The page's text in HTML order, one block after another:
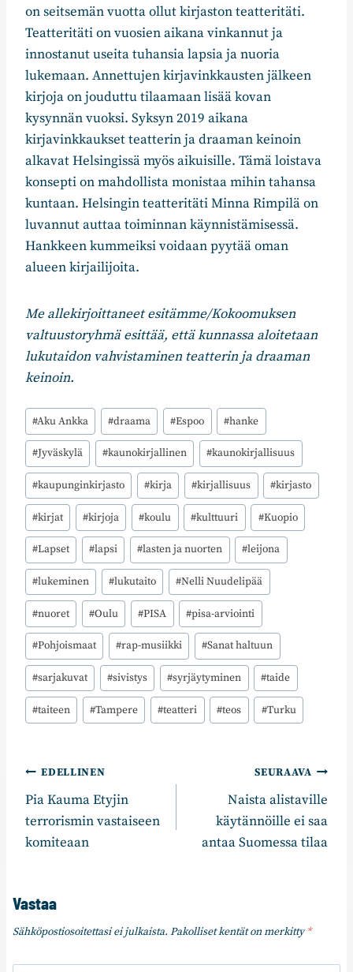
on seitsemän vuotta ollut kirjaston teatteritäti.
Teatteritäti on vuosien aikana vinkannut ja
innostanut useita tuhansia lapsia ja nuoria
lukemaan. Annettujen kirjavinkkausten jälkeen
kirjoja on jouduttu tilaamaan lisää kovan
kysynnän vuoksi. Syksyn 2019 aikana
kirjavinkkaukset teatterin ja draaman keinoin
alkavat Helsingissä myös aikuisille. Tämä loistava
konsepti on mahdollista monistaa mihin tahansa
kuntaan. Helsingin teatteritäti Minna Rimpilä on
luvannut auttaa toiminnan käynnistämisessä.
Hankkeen kummeiksi voidaan pyytää oman
alueen kirjailijoita.
Me allekirjoittaneet esitämme/Kokoomuksen
valtuustoryhmä esittää, että kunnassa aloitetaan
lukutaidon vahvistaminen teatterin ja draaman
keinoin.
Avainsanat:
#Aku Ankka #draama #Espoo #hanke
#Jyväskylä #kaunokirjallinen #kaunokirjallisuus
#kaupunginkirjasto #kirja #kirjallisuus #kirjasto
#kirjat #kirjoja #koulu #kulttuuri #Kuopio
#Lapset #lapsi #lasten ja nuorten #leijona
#lukeminen #lukutaito #Nelli Nuudelipää
#nuoret #Oulu #PISA #pisa-arviointi
#Pohjoismaat #rap-musiikki #Sanat haltuun
#sarjakuvat #sivistys #syrjäytyminen #taide
#taiteen #Tampere #teatteri #teos #Turku
Artikkelien
selaus
EDELLINEN
Pia Kauma Etyjin
terrorismin vastaiseen
komiteaan
SEURAAVA
Naista alistaville
käytännöille ei saa
antaa Suomessa tilaa
Vastaa
Sähköpostiosoitettasi ei julkaista. Pakolliset kentät on merkitty*